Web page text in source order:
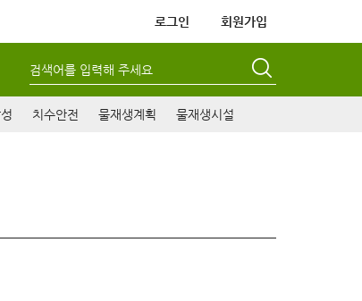
로그인 회원가입
검색어를 입력해 주세요
치수안전 물재생계획 물재생시설